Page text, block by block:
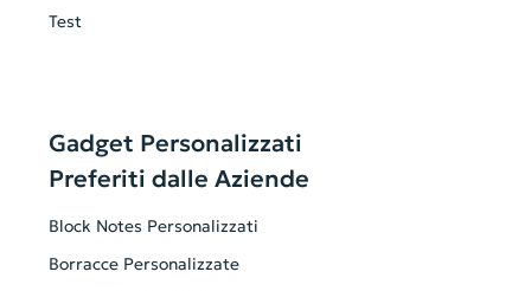
Test
Gadget Personalizzati
Preferiti dalle Aziende
Block Notes Personalizzati
Borracce Personalizzate